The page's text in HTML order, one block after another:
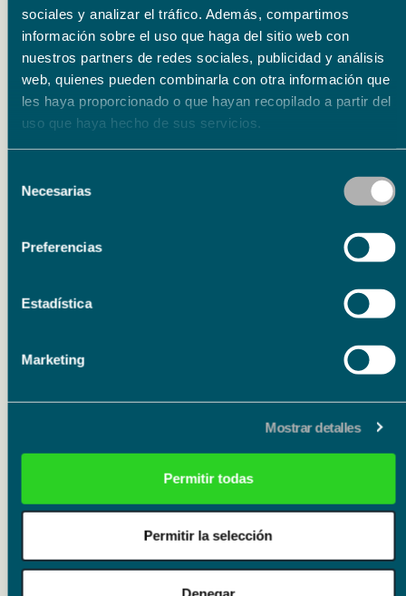
sociales y analizar el tráfico. Además, compartimos
información sobre el uso que haga del sitio web con
nuestros partners de redes sociales, publicidad y análisis
web, quienes pueden combinarla con otra información que
les haya proporcionado o que hayan recopilado a partir del
uso que haya hecho de sus servicios.
Necesarias
Preferencias
Estadística
Marketing
Mostrar detalles
Permitir todas
Permitir la selección
Organizador
Ayuntamiento de Ronda
Colabora
Fundación Unicaja
Eventos relacionados
Literatura